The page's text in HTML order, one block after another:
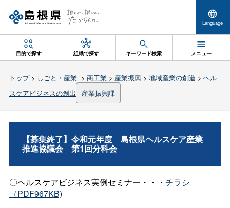
Language
目的で探す 組織で探す キーワード検索 メニュー
トップ> しごと・産業 > 商工業> 産業振興> 地域産業の創造 > ヘル
スケアビジネスの創出
産業振興課
【募集終了】令和元年度 島根県ヘルスケア産業
推進協議会 第1回分科会
〇ヘルスケアビジネス実例セミナー・・・ チラシ
（PDF967KB)